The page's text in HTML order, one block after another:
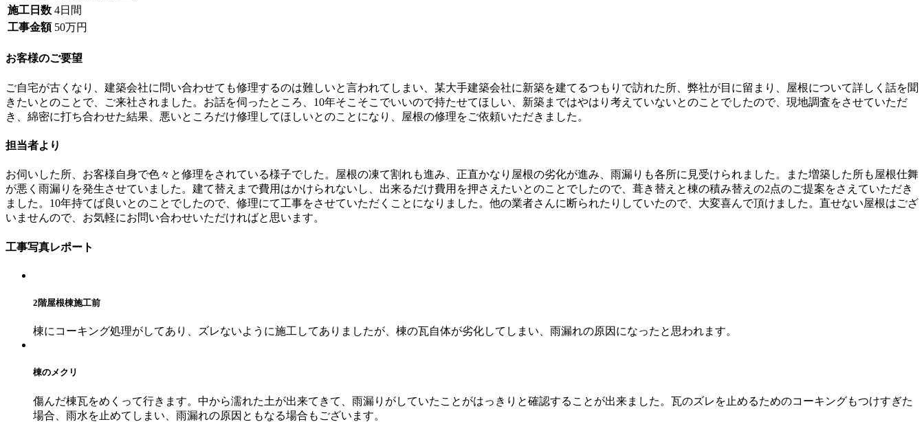
施工日数 4日間
工事金額 50万円
お客様のご要望
ご自宅が古くなり、建築会社に問い合わせても修理するのは難しいと言われてしまい、某大手建築会社に新築を建てるつもりで訪れた所、弊社が目に留まり、屋根について詳しく話を聞
きたいとのことで、ご来社されました。お話を伺ったところ、10年そこそこでいいので持たせてほしい、新築まではやはり考えていないとのことでしたので、現地調査をさせていただ
き、綿密に打ち合わせた結果、悪いところだけ修理してほしいとのことになり、屋根の修理をご依頼いただきました。
担当者より
お伺いした所、お客様自身で色々と修理をされている様子でした。屋根の凍て割れも進み、正直かなり屋根の劣化が進み、雨漏りも各所に見受けられました。また増築した所も屋根仕舞
が悪く雨漏りを発生させていました。建て替えまで費用はかけられないし、出来るだけ費用を押さえたいとのことでしたので、葺き替えと棟の積み替えの2点のご提案をさえていただき
ました。10年持てば良いとのことでしたので、修理にて工事をさせていただくことになりました。他の業者さんに断られたりしていたので、大変喜んで頂けました。直せない屋根はござ
いませんので、お気軽にお問い合わせいただければと思います。
工事写真レポート
2階屋根棟施工前
棟にコーキング処理がしてあり、ズレないように施工してありましたが、棟の瓦自体が劣化してしまい、雨漏れの原因になったと思われます。
棟のメクリ
傷んだ棟瓦をめくって行きます。中から濡れた土が出来てきて、雨漏りがしていたことがはっきりと確認することが出来ました。瓦のズレを止めるためのコーキングもつけすぎた
場合、雨水を止めてしまい、雨漏れの原因ともなる場合もございます。